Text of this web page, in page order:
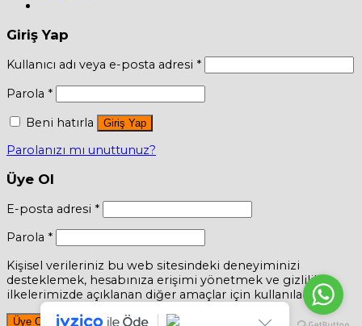
Giriş Yap
Kullanıcı adı veya e-posta adresi *
Parola *
Beni hatırla Giriş Yap
Parolanızı mı unuttunuz?
Üye Ol
E-posta adresi *
Parola *
Kişisel verileriniz bu web sitesindeki deneyiminizi
desteklemek, hesabınıza erişimi yönetmek ve gizlilik
ilkelerimizde açıklanan diğer amaçlar için kullanılacaktır.
Üye Ol